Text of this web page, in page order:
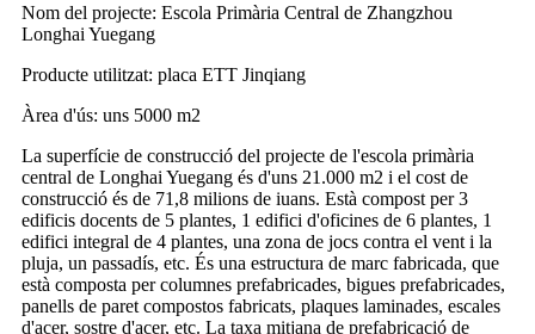
Nom del projecte: Escola Primària Central de Zhangzhou
Longhai Yuegang
Producte utilitzat: placa ETT Jinqiang
Àrea d'ús: uns 5000 m2
La superfície de construcció del projecte de l'escola primària
central de Longhai Yuegang és d'uns 21.000 m2 i el cost de
construcció és de 71,8 milions de iuans. Està compost per 3
edificis docents de 5 plantes, 1 edifici d'oficines de 6 plantes, 1
edifici integral de 4 plantes, una zona de jocs contra el vent i la
pluja, un passadís, etc. És una estructura de marc fabricada, que
està composta per columnes prefabricades, bigues prefabricades,
panells de paret compostos fabricats, plaques laminades, escales
d'acer, sostre d'acer, etc. La taxa mitjana de prefabricació de